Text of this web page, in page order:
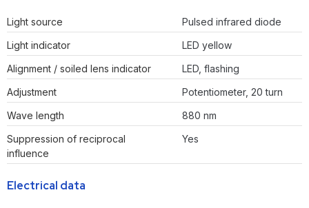
Light source
Pulsed infrared diode
Light indicator
LED yellow
Alignment / soiled lens indicator
LED, flashing
Adjustment
Potentiometer, 20 turn
Wave length
880 nm
Suppression of reciprocal
influence
Yes
Electrical data